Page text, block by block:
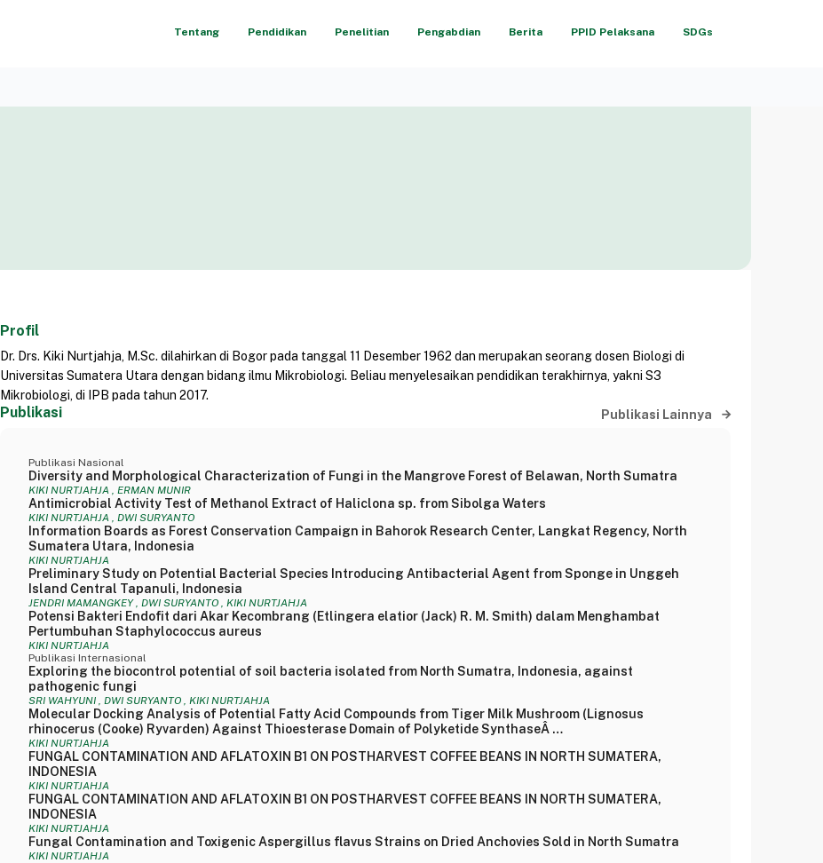
Tentang Pendidikan Penelitian Pengabdian Berita PPID Pelaksana SDGs
Profil
Dr. Drs. Kiki Nurtjahja, M.Sc. dilahirkan di Bogor pada tanggal 11 Desember 1962 dan merupakan seorang dosen Biologi di
Universitas Sumatera Utara dengan bidang ilmu Mikrobiologi. Beliau menyelesaikan pendidikan terakhirnya, yakni S3
Mikrobiologi, di IPB pada tahun 2017.
Publikasi Publikasi Lainnya
Publikasi Nasional
Diversity and Morphological Characterization of Fungi in the Mangrove Forest of Belawan, North Sumatra
KIKI NURTJAHJA , ERMAN MUNIR
Antimicrobial Activity Test of Methanol Extract of Haliclona sp. from Sibolga Waters
KIKI NURTJAHJA , DWI SURYANTO
Information Boards as Forest Conservation Campaign in Bahorok Research Center, Langkat Regency, North
Sumatera Utara, Indonesia
KIKI NURTJAHJA
Preliminary Study on Potential Bacterial Species Introducing Antibacterial Agent from Sponge in Unggeh
Island Central Tapanuli, Indonesia
JENDRI MAMANGKEY , DWI SURYANTO , KIKI NURTJAHJA
Potensi Bakteri Endofit dari Akar Kecombrang (Etlingera elatior (Jack) R. M. Smith) dalam Menghambat
Pertumbuhan Staphylococcus aureus
KIKI NURTJAHJA
Publikasi Internasional
Exploring the biocontrol potential of soil bacteria isolated from North Sumatra, Indonesia, against
pathogenic fungi
SRI WAHYUNI , DWI SURYANTO , KIKI NURTJAHJA
Molecular Docking Analysis of Potential Fatty Acid Compounds from Tiger Milk Mushroom (Lignosus
rhinocerus (Cooke) Ryvarden) Against Thioesterase Domain of Polyketide SynthaseÂ …
KIKI NURTJAHJA
FUNGAL CONTAMINATION AND AFLATOXIN B1 ON POSTHARVEST COFFEE BEANS IN NORTH SUMATERA,
INDONESIA
KIKI NURTJAHJA
FUNGAL CONTAMINATION AND AFLATOXIN B1 ON POSTHARVEST COFFEE BEANS IN NORTH SUMATERA,
INDONESIA
KIKI NURTJAHJA
Fungal Contamination and Toxigenic Aspergillus flavus Strains on Dried Anchovies Sold in North Sumatra
KIKI NURTJAHJA